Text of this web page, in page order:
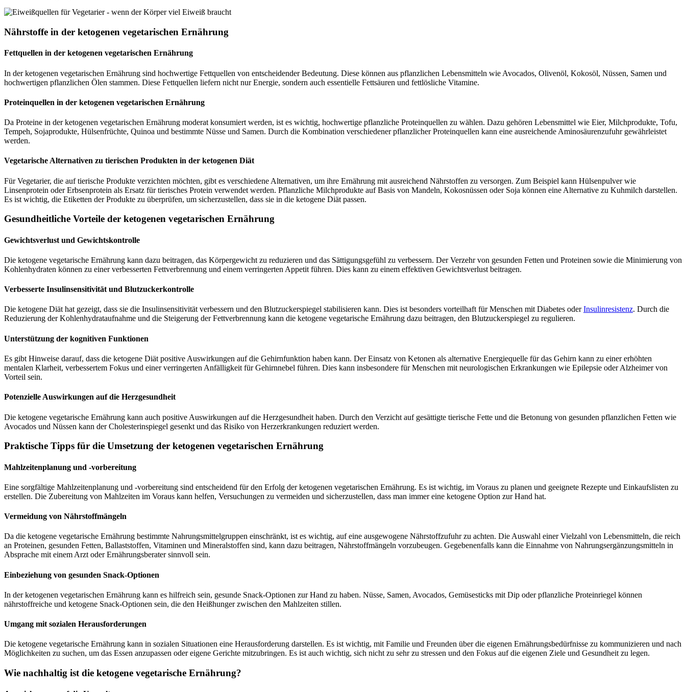
Nährstoffe in der ketogenen vegetarischen Ernährung
Fettquellen in der ketogenen vegetarischen Ernährung
In der ketogenen vegetarischen Ernährung sind hochwertige Fettquellen von entscheidender Bedeutung. Diese können aus pflanzlichen Lebensmitteln wie Avocados, Olivenöl, Kokosöl, Nüssen, Samen und
hochwertigen pflanzlichen Ölen stammen. Diese Fettquellen liefern nicht nur Energie, sondern auch essentielle Fettsäuren und fettlösliche Vitamine.
Proteinquellen in der ketogenen vegetarischen Ernährung
Da Proteine in der ketogenen vegetarischen Ernährung moderat konsumiert werden, ist es wichtig, hochwertige pflanzliche Proteinquellen zu wählen. Dazu gehören Lebensmittel wie Eier, Milchprodukte, Tofu,
Tempeh, Sojaprodukte, Hülsenfrüchte, Quinoa und bestimmte Nüsse und Samen. Durch die Kombination verschiedener pflanzlicher Proteinquellen kann eine ausreichende Aminosäurenzufuhr gewährleistet
werden.
Vegetarische Alternativen zu tierischen Produkten in der ketogenen Diät
Für Vegetarier, die auf tierische Produkte verzichten möchten, gibt es verschiedene Alternativen, um ihre Ernährung mit ausreichend Nährstoffen zu versorgen. Zum Beispiel kann Hülsenpulver wie
Linsenprotein oder Erbsenprotein als Ersatz für tierisches Protein verwendet werden. Pflanzliche Milchprodukte auf Basis von Mandeln, Kokosnüssen oder Soja können eine Alternative zu Kuhmilch darstellen.
Es ist wichtig, die Etiketten der Produkte zu überprüfen, um sicherzustellen, dass sie in die ketogene Diät passen.
Gesundheitliche Vorteile der ketogenen vegetarischen Ernährung
Gewichtsverlust und Gewichtskontrolle
Die ketogene vegetarische Ernährung kann dazu beitragen, das Körpergewicht zu reduzieren und das Sättigungsgefühl zu verbessern. Der Verzehr von gesunden Fetten und Proteinen sowie die Minimierung von
Kohlenhydraten können zu einer verbesserten Fettverbrennung und einem verringerten Appetit führen. Dies kann zu einem effektiven Gewichtsverlust beitragen.
Verbesserte Insulinsensitivität und Blutzuckerkontrolle
Die ketogene Diät hat gezeigt, dass sie die Insulinsensitivität verbessern und den Blutzuckerspiegel stabilisieren kann. Dies ist besonders vorteilhaft für Menschen mit Diabetes oderInsulinresistenz. Durch die
Reduzierung der Kohlenhydrataufnahme und die Steigerung der Fettverbrennung kann die ketogene vegetarische Ernährung dazu beitragen, den Blutzuckerspiegel zu regulieren.
Unterstützung der kognitiven Funktionen
Es gibt Hinweise darauf, dass die ketogene Diät positive Auswirkungen auf die Gehirnfunktion haben kann. Der Einsatz von Ketonen als alternative Energiequelle für das Gehirn kann zu einer erhöhten
mentalen Klarheit, verbessertem Fokus und einer verringerten Anfälligkeit für Gehirnnebel führen. Dies kann insbesondere für Menschen mit neurologischen Erkrankungen wie Epilepsie oder Alzheimer von
Vorteil sein.
Potenzielle Auswirkungen auf die Herzgesundheit
Die ketogene vegetarische Ernährung kann auch positive Auswirkungen auf die Herzgesundheit haben. Durch den Verzicht auf gesättigte tierische Fette und die Betonung von gesunden pflanzlichen Fetten wie
Avocados und Nüssen kann der Cholesterinspiegel gesenkt und das Risiko von Herzerkrankungen reduziert werden.
Praktische Tipps für die Umsetzung der ketogenen vegetarischen Ernährung
Mahlzeitenplanung und -vorbereitung
Eine sorgfältige Mahlzeitenplanung und -vorbereitung sind entscheidend für den Erfolg der ketogenen vegetarischen Ernährung. Es ist wichtig, im Voraus zu planen und geeignete Rezepte und Einkaufslisten zu
erstellen. Die Zubereitung von Mahlzeiten im Voraus kann helfen, Versuchungen zu vermeiden und sicherzustellen, dass man immer eine ketogene Option zur Hand hat.
Vermeidung von Nährstoffmängeln
Da die ketogene vegetarische Ernährung bestimmte Nahrungsmittelgruppen einschränkt, ist es wichtig, auf eine ausgewogene Nährstoffzufuhr zu achten. Die Auswahl einer Vielzahl von Lebensmitteln, die reich
an Proteinen, gesunden Fetten, Ballaststoffen, Vitaminen und Mineralstoffen sind, kann dazu beitragen, Nährstoffmängeln vorzubeugen. Gegebenenfalls kann die Einnahme von Nahrungsergänzungsmitteln in
Absprache mit einem Arzt oder Ernährungsberater sinnvoll sein.
Einbeziehung von gesunden Snack-Optionen
In der ketogenen vegetarischen Ernährung kann es hilfreich sein, gesunde Snack-Optionen zur Hand zu haben. Nüsse, Samen, Avocados, Gemüsesticks mit Dip oder pflanzliche Proteinriegel können
nährstoffreiche und ketogene Snack-Optionen sein, die den Heißhunger zwischen den Mahlzeiten stillen.
Umgang mit sozialen Herausforderungen
Die ketogene vegetarische Ernährung kann in sozialen Situationen eine Herausforderung darstellen. Es ist wichtig, mit Familie und Freunden über die eigenen Ernährungsbedürfnisse zu kommunizieren und nach
Möglichkeiten zu suchen, um das Essen anzupassen oder eigene Gerichte mitzubringen. Es ist auch wichtig, sich nicht zu sehr zu stressen und den Fokus auf die eigenen Ziele und Gesundheit zu legen.
Wie nachhaltig ist die ketogene vegetarische Ernährung?